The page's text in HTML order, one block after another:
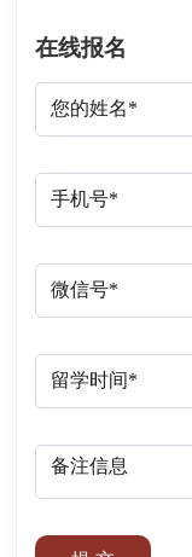
在线报名